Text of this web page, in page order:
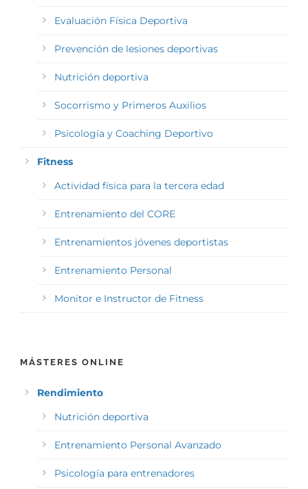
Evaluación Física Deportiva
Prevención de lesiones deportivas
Nutrición deportiva
Socorrismo y Primeros Auxilios
Psicología y Coaching Deportivo
Fitness
Actividad física para la tercera edad
Entrenamiento del CORE
Entrenamientos jóvenes deportistas
Entrenamiento Personal
Monitor e Instructor de Fitness
MÁSTERES ONLINE
Rendimiento
Nutrición deportiva
Entrenamiento Personal Avanzado
Psicología para entrenadores